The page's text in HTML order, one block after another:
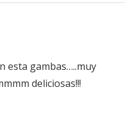
esta gambas…..muy
deliciosas!!!